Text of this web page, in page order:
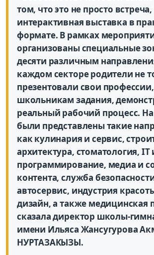
том, что это не просто встреча,
интерактивная выставка в
формате. В рамках
организованы специальные
десяти различным
каждом секторе родители не
презентовали свои
школьникам задания,
реальный рабочий процесс.
были представлены такие
как кулинария и сервис,
архитектура, стоматология, IT
программирование, медиа и
контента, служба
автосервис, индустрия
дизайн, а также медицинская
сказала директор школы-
имени Ильяса Жансугурова
НУРТАЗАКЫЗЫ.